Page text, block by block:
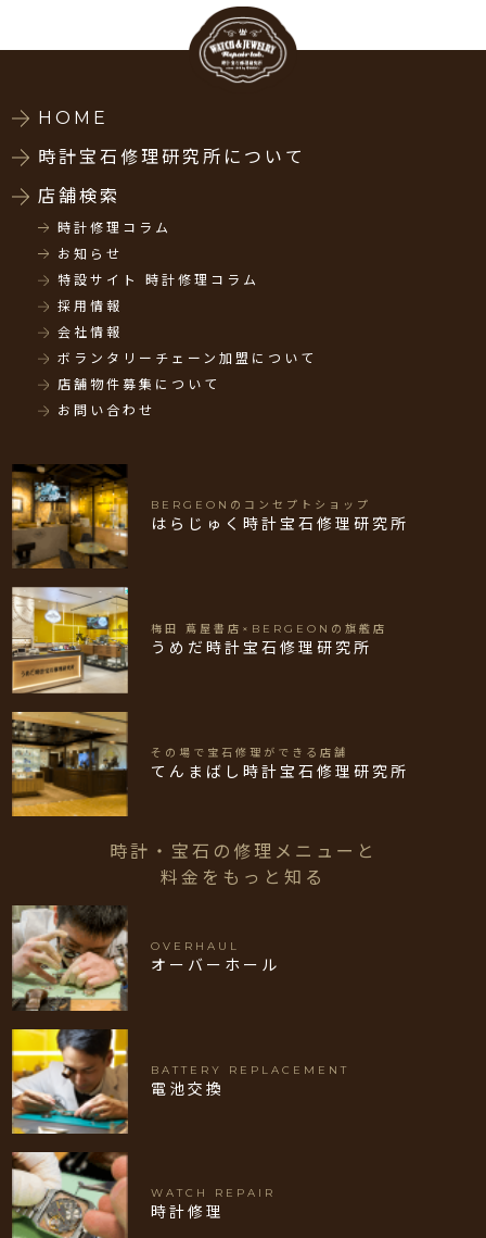
HOME
時計宝石修理研究所について
店舗検索
時計修理コラム
お知らせ
特設サイト 時計修理コラム
採用情報
会社情報
ボランタリーチェーン加盟について
店舗物件募集について
お問い合わせ
BERGEONのコンセプトショップ
はらじゅく時計宝石修理研究所
梅田 蔦屋書店×BERGEONの旗艦店
うめだ時計宝石修理研究所
その場で宝石修理ができる店舗
てんまばし時計宝石修理研究所
時計・宝石の修理メニューと
料金をもっと知る
OVERHAUL
オーバーホール
BATTERY REPLACEMENT
電池交換
WATCH REPAIR
時計修理